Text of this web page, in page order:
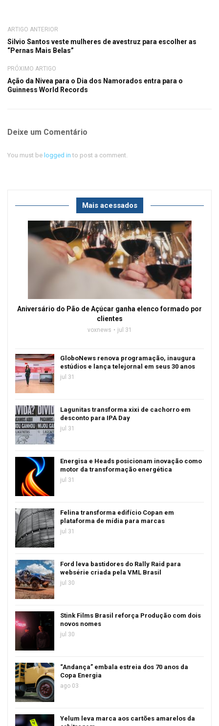
ARTIGO ANTERIOR
Silvio Santos veste mulheres de avestruz para escolher as
“Pernas Mais Belas”
PRÓXIMO ARTIGO
Ação da Nivea para o Dia dos Namorados entra para o
Guinness World Records
Deixe um Comentário
You must be logged in to post a comment.
Mais acessados
Aniversário do Pão de Açúcar ganha elenco formado por
clientes
voxnews jul 31
GloboNews renova programação, inaugura
estúdios e lança telejornal em seus 30 anos
jul 31
Lagunitas transforma xixi de cachorro em
desconto para IPA Day
jul 31
Energisa e Heads posicionam inovação como
motor da transformação energética
jul 31
Felina transforma edifício Copan em
plataforma de mídia para marcas
jul 31
Ford leva bastidores do Rally Raid para
websérie criada pela VML Brasil
jul 30
Stink Films Brasil reforça Produção com dois
novos nomes
jul 30
“Andança” embala estreia dos 70 anos da
Copa Energia
ago 03
Yelum leva marca aos cartões amarelos da